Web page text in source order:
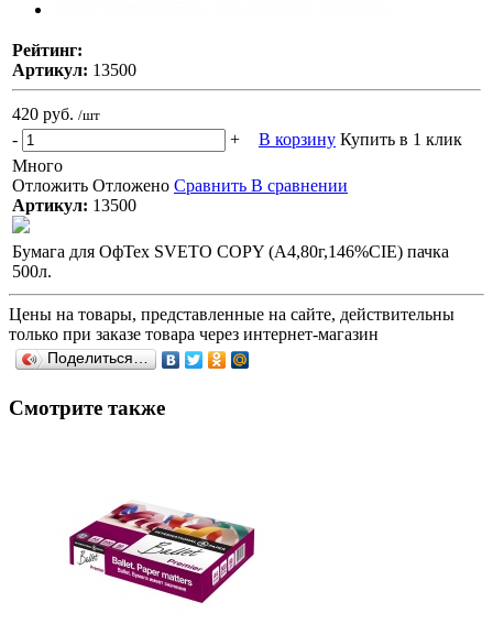
Рейтинг:
Артикул: 13500
420 руб. /шт
- + В корзину Купить в 1 клик
Много
Отложить Отложено Сравнить В сравнении
Артикул: 13500
Бумага для ОфТех SVETO COPY (А4,80г,146%CIE) пачка
500л.
Цены на товары, представленные на сайте, действительны
только при заказе товара через интернет-магазин
Поделиться…
Смотрите также